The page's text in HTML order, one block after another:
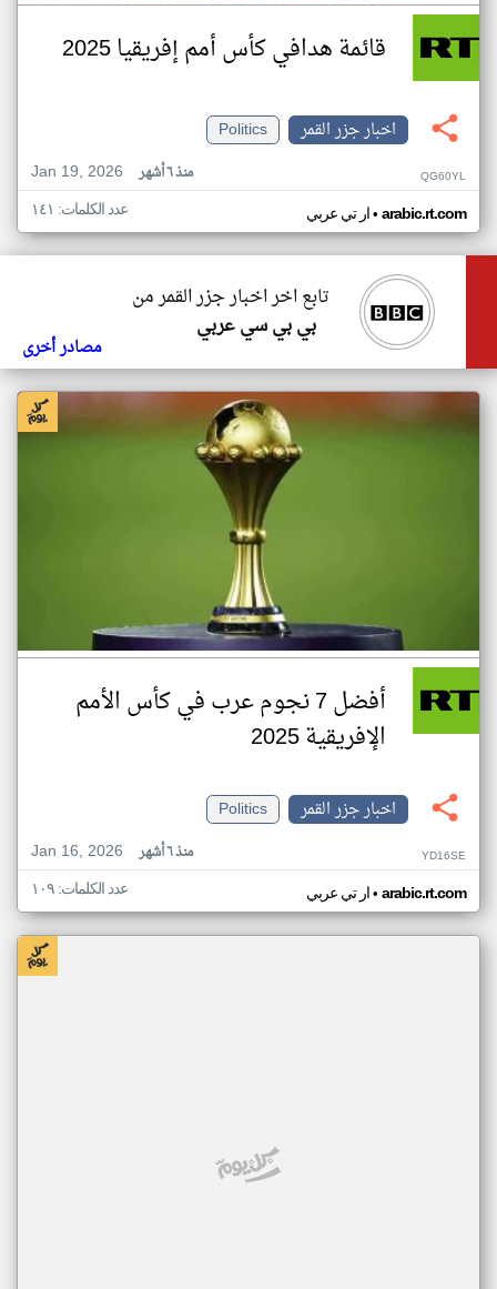
قائمة هدافي كأس أمم إفريقيا 2025
اخبار جزر القمر
Politics
Jan 19, 2026
منذ ٦ أشهر QG60YL
ار تي عربي• arabic.rt.com عدد الكلمات: ١٤١
تابع اخر اخبار جزر القمر من
بي بي سي عربي
مصادر أخرى
أفضل 7 نجوم عرب في كأس الأمم
الإفريقية 2025
اخبار جزر القمر
Politics
Jan 16, 2026
منذ ٦ أشهر YD16SE
ار تي عربي• arabic.rt.com عدد الكلمات: ١٠٩